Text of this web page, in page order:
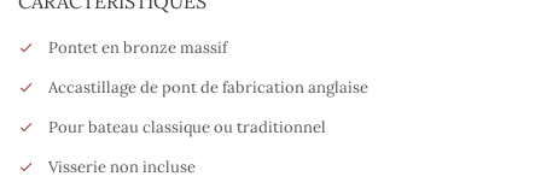
Pontet en bronze massif
Accastillage de pont de fabrication anglaise
Pour bateau classique ou traditionnel
Visserie non incluse